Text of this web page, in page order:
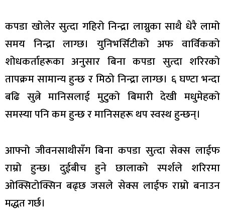
कपडा खोलेर सुत्दा गहिरो निन्द्रा लाग्नुका साथै धेरै लामो
समय निन्द्रा लाग्छ। युनिभर्सिटीको अफ वार्विकको
शोधकर्ताहरूका अनुसार बिना कपडा सुत्दा शरिरको
तापक्रम सामान्य हुन्छ र मिठो निन्द्रा लाग्छ। ६ घण्टा भन्दा
बढि सुत्ने मानिसलाई मुटुको बिमारी देखी मधुमेहको
समस्या पनि कम हुन्छ र मानिसहरू थप स्वस्थ हुन्छन्।
आफ्नो जीवनसाथीसँग बिना कपडा सुत्दा सेक्स लाईफ
राम्रो हुन्छ। दुईबीच हुने छालाको स्पर्शले शरिरमा
ओक्सिटोक्सिन बढ्छ जसले सेक्स लाईफ राम्रो बनाउन
मद्धत गर्छ।